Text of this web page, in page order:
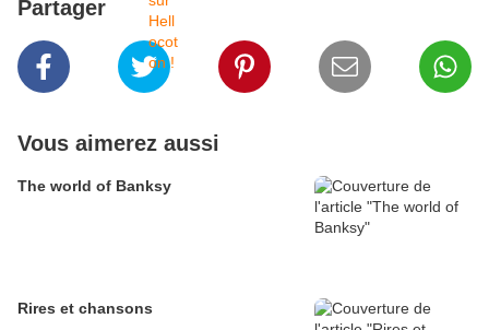
Partager
Vous aimerez aussi
The world of Banksy
Rires et chansons